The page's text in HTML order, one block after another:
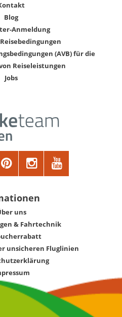
Blog
Anmeldung
(AVB) für die
Reiseleistungen
Jobs
uns
& Fahrtechnik
unsicheren Fluglinien